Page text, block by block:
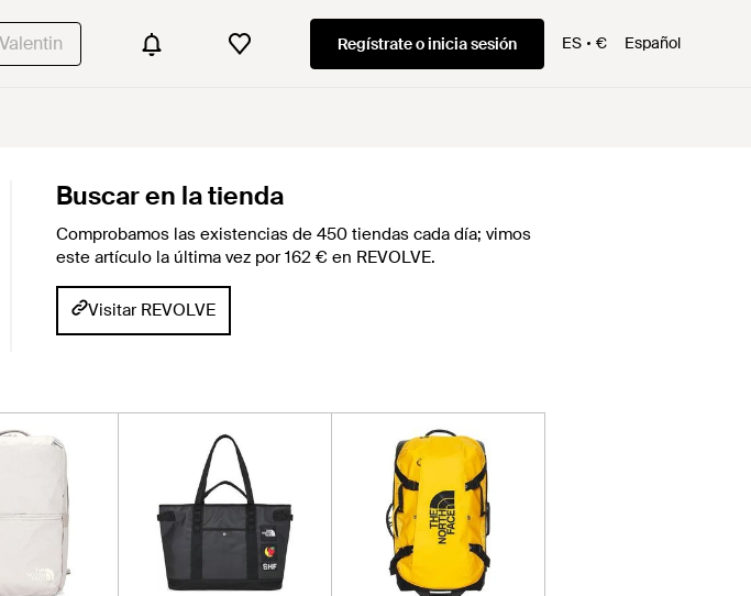
Regístrate o inicia sesión ES € Español
Buscar en la tienda
Comprobamos las existencias de 450 tiendas cada día; vimos
este artículo la última vez por 162 € en REVOLVE.
Visitar REVOLVE